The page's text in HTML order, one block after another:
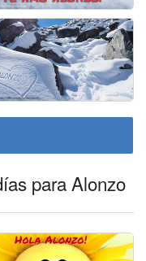
para Alonzo